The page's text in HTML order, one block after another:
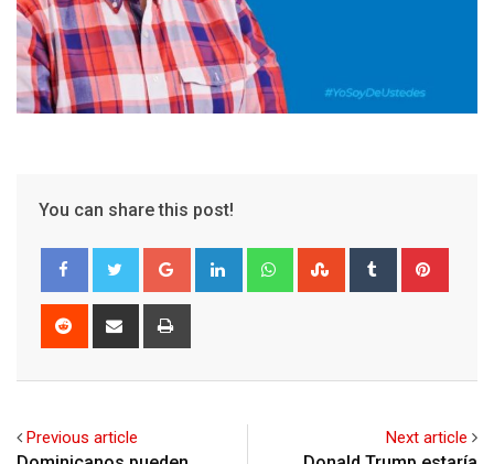
You can share this post!
Google+ LinkedIn WhatsappStumbleUpon
Tumblr
Reddit
Share
Previous article Next article